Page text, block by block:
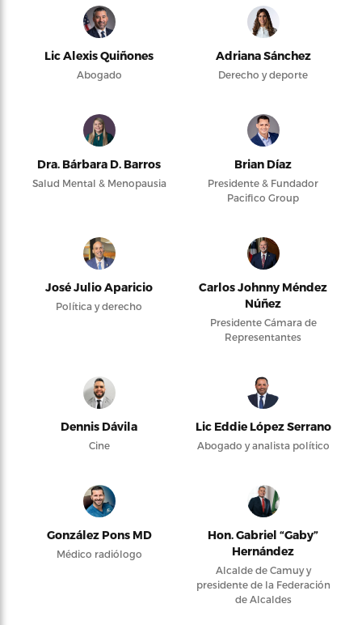
Lic Alexis Quiñones
Abogado
Adriana Sánchez
Derecho y deporte
Dra. Bárbara D. Barros
Salud Mental & Menopausia
Brian Díaz
Presidente & Fundador
Pacifico Group
José Julio Aparicio
Política y derecho
Carlos Johnny Méndez
Núñez
Presidente Cámara de
Representantes
Dennis Dávila
Cine
Lic Eddie López Serrano
Abogado y analista político
González Pons MD
Médico radiólogo
Hon. Gabriel “Gaby”
Hernández
Alcalde de Camuy y
presidente de la Federación
de Alcaldes